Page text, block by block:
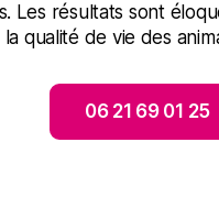
Les résultats sont
qualité de vie des
06 21 69 01 25